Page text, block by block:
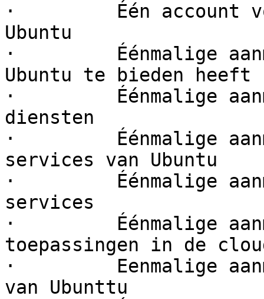
·         Één account
Ubuntu
·         Éénmalige
Ubuntu te bieden heeft
·         Éénmalige
diensten
·         Éénmalige
services van Ubuntu
·         Éénmalige
services
·         Éénmalige
toepassingen in de
·         Eenmalige
van Ubunttu